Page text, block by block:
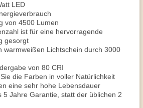
LED
von 4500 Lumen
ist für eine hervorragende
gesorgt
warmweißen Lichtschein durch 3000
von 80 CRI
die Farben in voller Natürlichkeit
eine sehr hohe Lebensdauer
5 Jahre Garantie, statt der üblichen 2